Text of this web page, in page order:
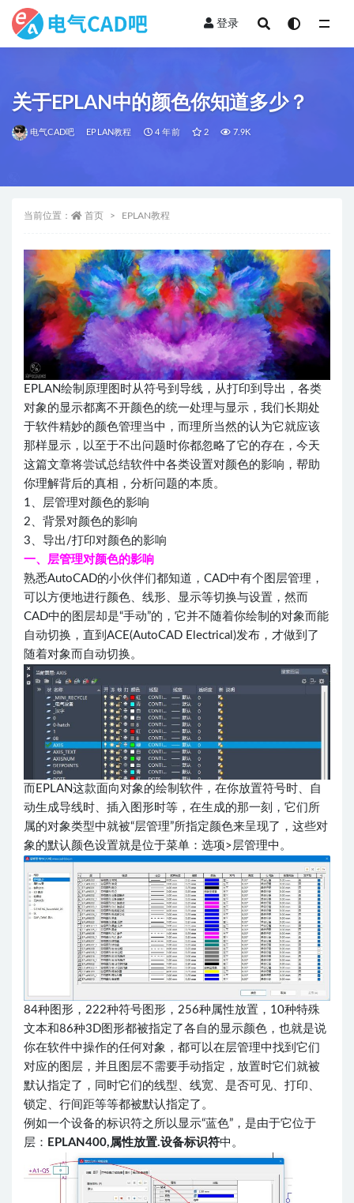
登录
关于EPLAN中的颜色你知道多少？
电气CAD吧 EPLAN教程 4 年前 2 7.9K
当前位置： 首页 EPLAN教程
EPLAN绘制原理图时从符号到导线，从打印到导出，各类
对象的显示都离不开颜色的统一处理与显示，我们长期处
于软件精妙的颜色管理当中，而理所当然的认为它就应该
那样显示，以至于不出问题时你都忽略了它的存在，今天
这篇文章将尝试总结软件中各类设置对颜色的影响，帮助
你理解背后的真相，分析问题的本质。
1、层管理对颜色的影响
2、背景对颜色的影响
3、导出/打印对颜色的影响
一、层管理对颜色的影响
熟悉AutoCAD的小伙伴们都知道，CAD中有个图层管理，
可以方便地进行颜色、线形、显示等切换与设置，然而
CAD中的图层却是“手动”的，它并不随着你绘制的对象而能
自动切换，直到ACE(AutoCAD Electrical)发布，才做到了
随着对象而自动切换。
而EPLAN这款面向对象的绘制软件，在你放置符号时、自
动生成导线时、插入图形时等，在生成的那一刻，它们所
属的对象类型中就被“层管理”所指定颜色来呈现了，这些对
象的默认颜色设置就是位于菜单：选项>层管理中。
84种图形，222种符号图形，256种属性放置，10种特殊
文本和86种3D图形都被指定了各自的显示颜色，也就是说
你在软件中操作的任何对象，都可以在层管理中找到它们
对应的图层，并且图层不需要手动指定，放置时它们就被
默认指定了，同时它们的线型、线宽、是否可见、打印、
锁定、行间距等等都被默认指定了。
例如一个设备的标识符之所以显示“蓝色”，是由于它位于
层： EPLAN400,属性放置.设备标识符中。